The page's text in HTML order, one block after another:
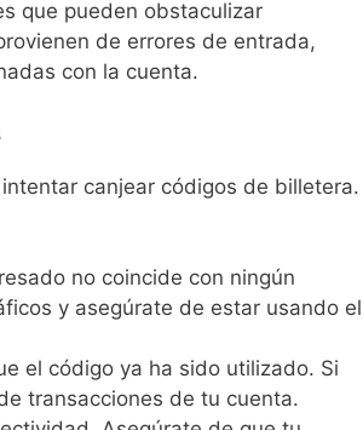
que pueden obstaculizar
de errores de entrada,
con la cuenta.
canjear códigos de billetera.
no coincide con ningún
y asegúrate de estar usando el
el código ya ha sido utilizado. Si
transacciones de tu cuenta.